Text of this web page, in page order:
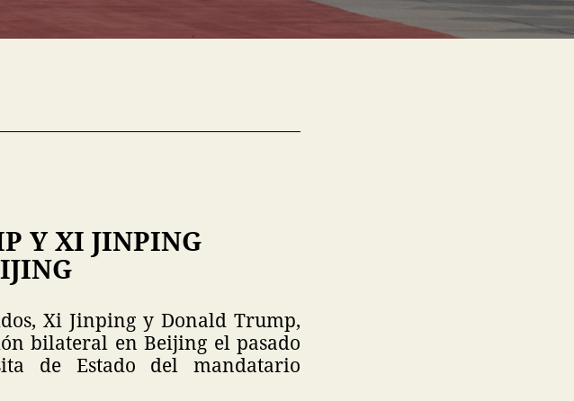
Y XI JINPING
Xi Jinping y Donald Trump,
bilateral en Beijing el pasado
de Estado del mandatario